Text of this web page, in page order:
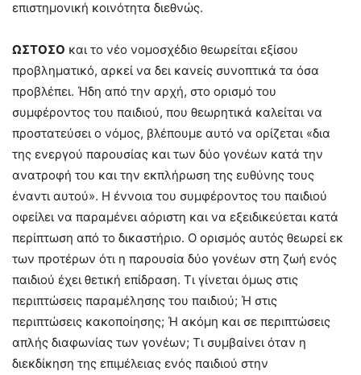
επιστημονική κοινότητα διεθνώς.
ΩΣΤΟΣΟ και το νέο νομοσχέδιο θεωρείται εξίσου
προβληματικό, αρκεί να δει κανείς συνοπτικά τα όσα
προβλέπει. Ήδη από την αρχή, στο ορισμό του
συμφέροντος του παιδιού, που θεωρητικά καλείται να
προστατεύσει ο νόμος, βλέπουμε αυτό να ορίζεται «δια
της ενεργού παρουσίας και των δύο γονέων κατά την
ανατροφή του και την εκπλήρωση της ευθύνης τους
έναντι αυτού». Η έννοια του συμφέροντος του παιδιού
οφείλει να παραμένει αόριστη και να εξειδικεύεται κατά
περίπτωση από το δικαστήριο. Ο ορισμός αυτός θεωρεί εκ
των προτέρων ότι η παρουσία δύο γονέων στη ζωή ενός
παιδιού έχει θετική επίδραση. Τι γίνεται όμως στις
περιπτώσεις παραμέλησης του παιδιού; Ή στις
περιπτώσεις κακοποίησης; Ή ακόμη και σε περιπτώσεις
απλής διαφωνίας των γονέων; Τι συμβαίνει όταν η
διεκδίκηση της επιμέλειας ενός παιδιού στην